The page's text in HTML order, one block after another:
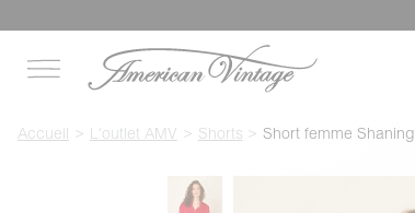
Accueil L'outlet AMV Shorts Short femme Shaning